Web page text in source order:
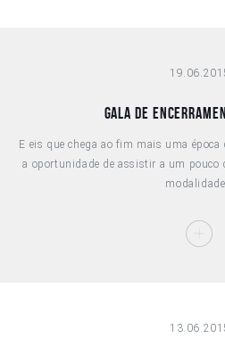
Gala de
E eis que chega ao fim mais uma
a oportunidade de assistir a um pouco